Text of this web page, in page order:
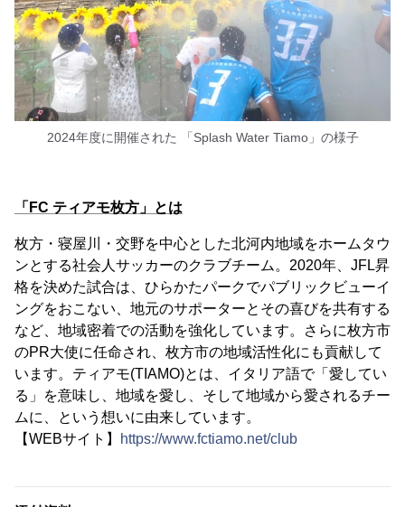
2024年度に開催された 「Splash Water Tiamo」の様子
「FC ティアモ枚方」とは
枚方・寝屋川・交野を中心とした北河内地域をホームタウ
ンとする社会人サッカーのクラブチーム。2020年、JFL昇
格を決めた試合は、ひらかたパークでパブリックビューイ
ングをおこない、地元のサポーターとその喜びを共有する
など、地域密着での活動を強化しています。さらに枚方市
のPR大使に任命され、枚方市の地域活性化にも貢献して
います。ティアモ(TIAMO)とは、イタリア語で「愛してい
る」を意味し、地域を愛し、そして地域から愛されるチー
ムに、という想いに由来しています。
【WEBサイト】
https://www.fctiamo.net/club